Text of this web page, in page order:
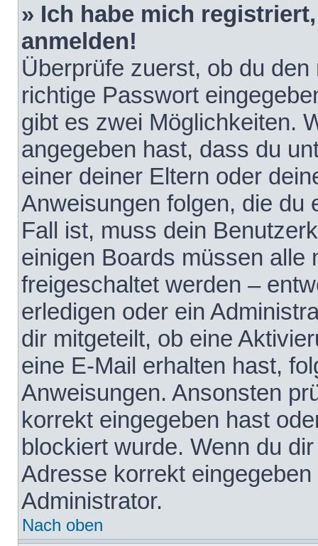
» Ich habe mich
anmelden!
Überprüfe zuerst, ob du
richtige Passwort
gibt es zwei Möglichkeiten.
angegeben hast, dass du
einer deiner Eltern oder
Anweisungen folgen, die du
Fall ist, muss dein
einigen Boards müssen alle
freigeschaltet werden –
erledigen oder ein
dir mitgeteilt, ob eine
eine E-Mail erhalten hast,
Anweisungen. Ansonsten
korrekt eingegeben hast
blockiert wurde. Wenn du
Adresse korrekt
Administrator.
Nach oben